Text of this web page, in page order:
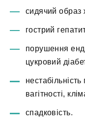
сидячий образ
гострий
порушення
цукровий
вагітності,
спадковість.